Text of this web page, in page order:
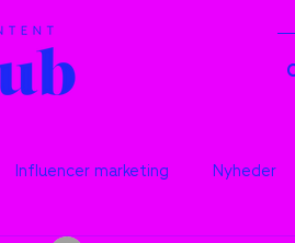
Influencer marketing Nyheder